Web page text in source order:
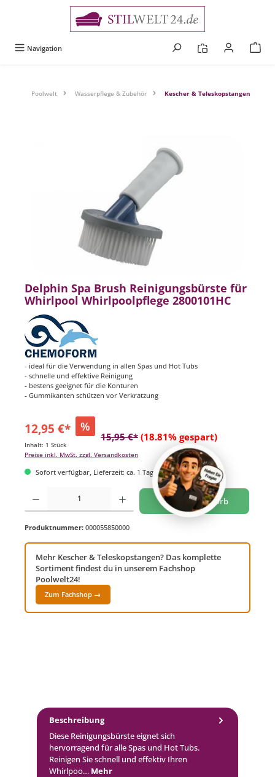
Navigation
Poolwelt Wasserpflege & Zubehör Kescher & Teleskopstangen
Delphin Spa Brush Reinigungsbürste für
Whirlpool Whirlpoolpflege 2800101HC
- ideal für die Verwendung in allen Spas und Hot Tubs
- schnelle und effektive Reinigung
- bestens geeignet für die Konturen
- Gummikanten schützen vor Verkratzung
12,95 €* %
15,95 €* (18.81% gespart)
Inhalt: 1 Stück
Preise inkl. MwSt. zzgl. Versandkosten
Sofort verfügbar, Lieferzeit: ca. 1 Tag
Produkt Anzahl: Gib den gewünschten Wert ein oder benutze die Schaltflächen um
In den Warenkorb
Produktnummer: 000055850000
Mehr Kescher & Teleskopstangen? Das komplette
Sortiment findest du in unserem Fachshop
Poolwelt24!
Zum Fachshop →
Beschreibung
Diese Reinigungsbürste eignet sich
hervorragend für alle Spas und Hot Tubs.
Reinigen Sie schnell und effektiv Ihren
Whirlpoo… Mehr